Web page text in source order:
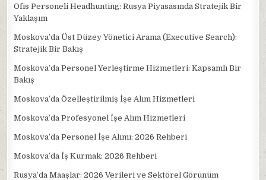
Ofis Personeli Headhunting: Rusya Piyasasında Stratejik Bir
Yaklaşım
Moskova’da Üst Düzey Yönetici Arama (Executive Search):
Stratejik Bir Bakış
Moskova’da Personel Yerleştirme Hizmetleri: Kapsamlı Bir
Bakış
Moskova’da Özelleştirilmiş İşe Alım Hizmetleri
Moskova’da Profesyonel İşe Alım Hizmetleri
Moskova’da Personel İşe Alımı: 2026 Rehberi
Moskova’da İş Kurmak: 2026 Rehberi
Rusya’da Maaşlar: 2026 Verileri ve Sektörel Görünüm